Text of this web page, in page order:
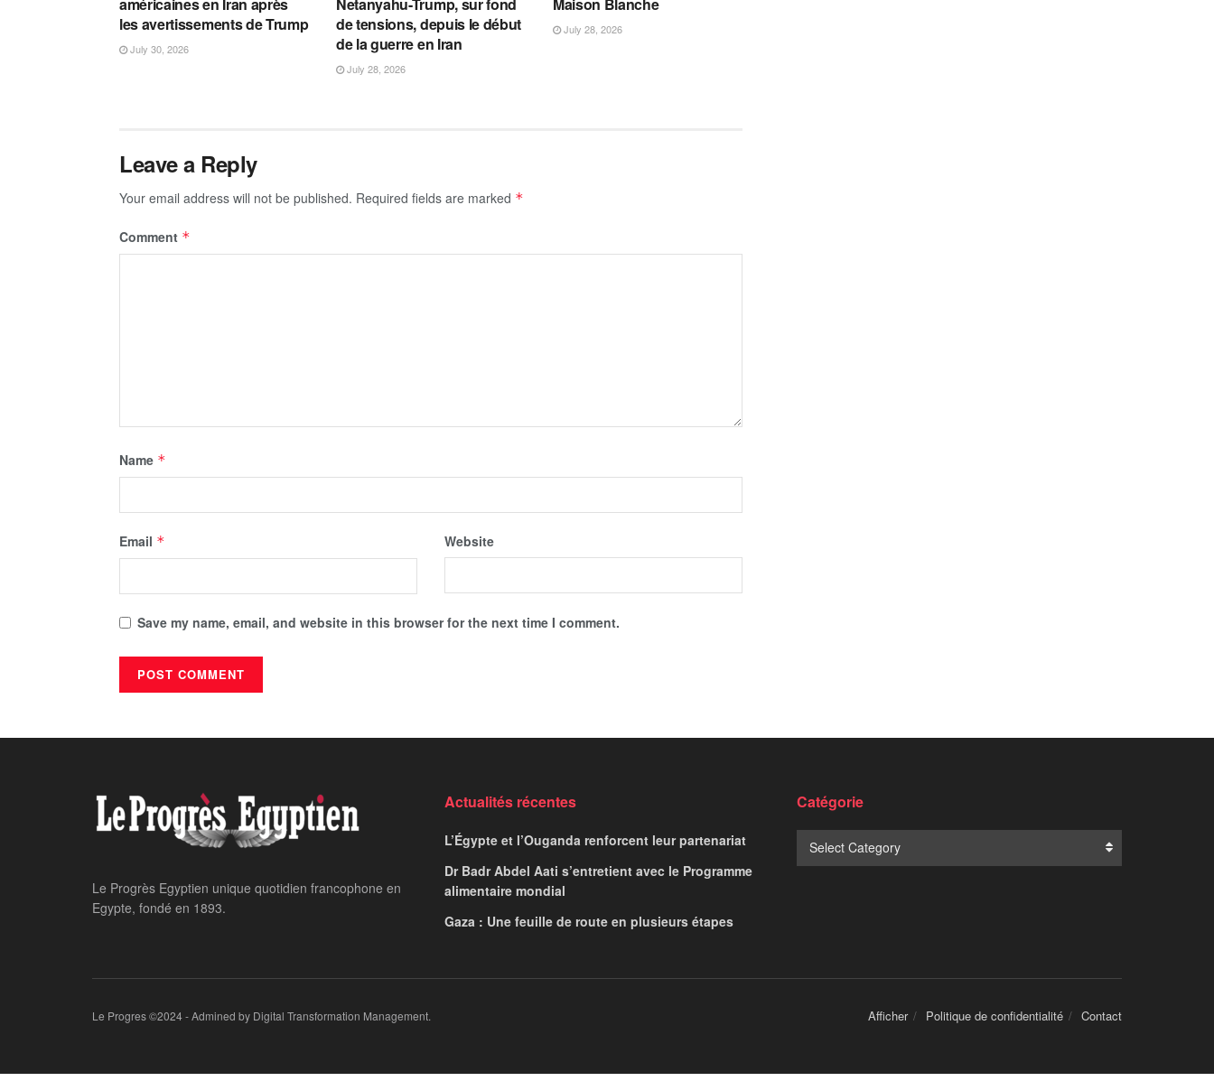
les avertissements de Trump
July 30, 2026
de tensions, depuis le début
de la guerre en Iran
July 28, 2026
July 28, 2026
Leave a Reply
Your email address will not be published. Required fields are marked *
Comment *
Name *
Email * Website
Save my name, email, and website in this browser for the next time I comment.
24 heures sur 24
Coopération archéologique :
Echange prometteur entre l’Egypte et
la France
Translate:
NOUVELLES POPULAIRES